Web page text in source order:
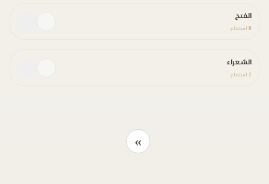
الفتح
0 استماع
الشعراء
1 استماع
»